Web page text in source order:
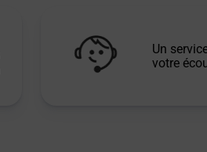
Un
votre